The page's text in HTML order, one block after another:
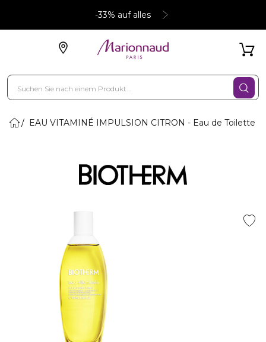
-33% auf alles
EAU VITAMINÉ IMPULSION CITRON - Eau de Toilette